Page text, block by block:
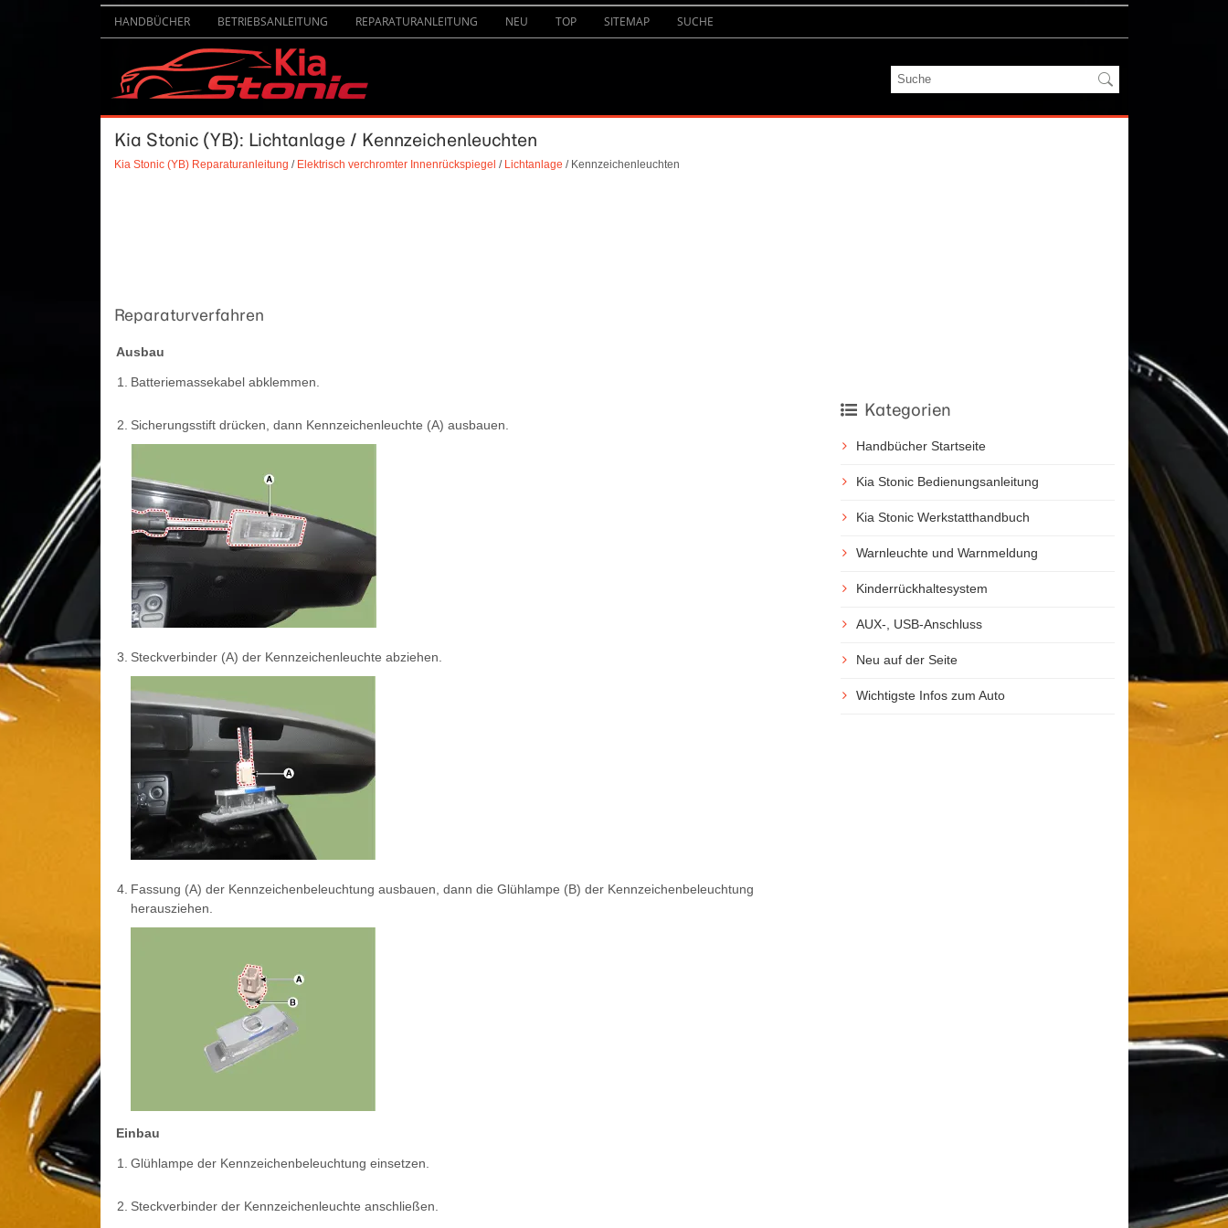
HANDBÜCHER BETRIEBSANLEITUNG REPARATURANLEITUNG NEU TOP SITEMAP SUCHE
Kia Stonic (YB): Lichtanlage / Kennzeichenleuchten
Kia Stonic (YB) Reparaturanleitung / Elektrisch verchromter Innenrückspiegel / Lichtanlage / Kennzeichenleuchten
Reparaturverfahren
Ausbau
1. Batteriemassekabel abklemmen.
2. Sicherungsstift drücken, dann Kennzeichenleuchte (A) ausbauen.
3. Steckverbinder (A) der Kennzeichenleuchte abziehen.
4. Fassung (A) der Kennzeichenbeleuchtung ausbauen, dann die Glühlampe (B) der Kennzeichenbeleuchtung
herausziehen.
Einbau
1. Glühlampe der Kennzeichenbeleuchtung einsetzen.
2. Steckverbinder der Kennzeichenleuchte anschließen.
Kategorien
Handbücher Startseite
Kia Stonic Bedienungsanleitung
Kia Stonic Werkstatthandbuch
Warnleuchte und Warnmeldung
Kinderrückhaltesystem
AUX-, USB-Anschluss
Neu auf der Seite
Wichtigste Infos zum Auto